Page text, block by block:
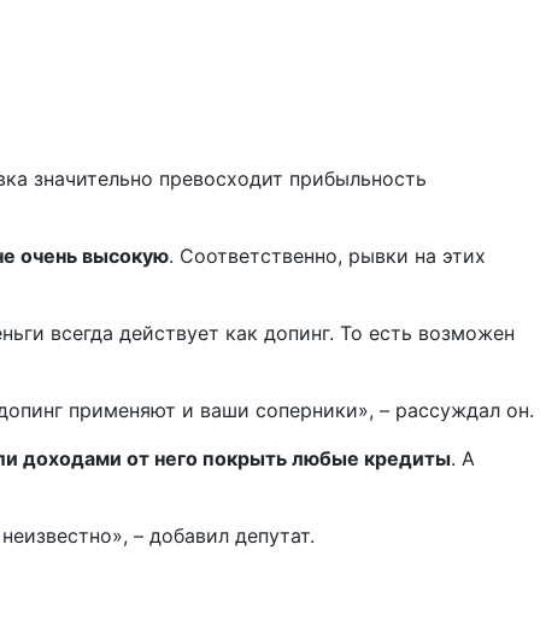
значительно превосходит прибыльность
очень высокую. Соответственно, рывки на этих
всегда действует как допинг. То есть возможен
применяют и ваши соперники», – рассуждал он.
доходами от него покрыть любые кредиты. А
– добавил депутат.